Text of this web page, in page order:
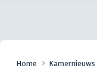
Home Kamernieuws